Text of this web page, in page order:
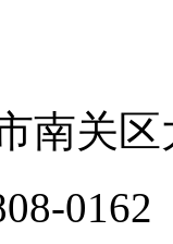
南关
0162